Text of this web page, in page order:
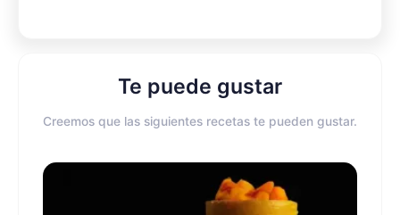
Te puede gustar
Creemos que las siguientes recetas te pueden gustar.